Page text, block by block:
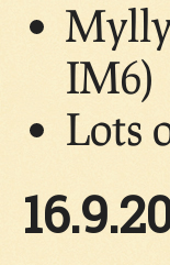
IM6)
Lots